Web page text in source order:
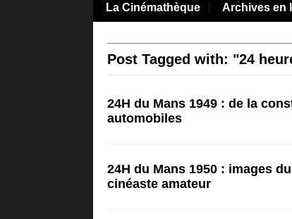
La Cinémathèque Archives en
Post Tagged with: "24
24H du Mans 1949 : de la
automobiles
24H du Mans 1950 : images
cinéaste amateur